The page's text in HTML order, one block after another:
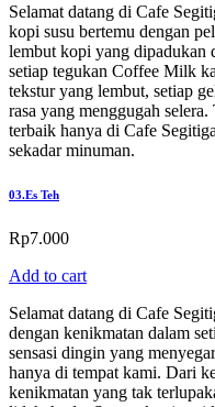
Selamat datang di Cafe
kopi susu bertemu dengan
lembut kopi yang dipadukan
setiap tegukan Coffee Milk
tekstur yang lembut, setiap
rasa yang menggugah
terbaik hanya di Cafe
sekadar minuman.
03.Es Teh
Rp7.000
Add to cart
Selamat datang di Cafe
dengan kenikmatan dalam
sensasi dingin yang
hanya di tempat kami. Dari
kenikmatan yang tak